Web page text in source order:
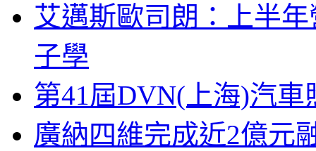
艾邁斯歐司朗：上半
子學
第41屆DVN(上海)汽
廣納四維完成近2億元